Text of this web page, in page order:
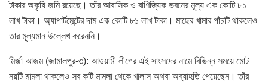
টাকার অকৃষি জমি রয়েছে। তাঁর আবাসিক ও বাণিজ্যিক ভবনের মূল্য এক কোটি ৮১
লাখ টাকা। অ্যাপার্টমেন্টের দাম এক কোটি ৮১ লাখ টাকা। মাছের খামার পাঁচটি থাকলেও
তার মূল্যমান উল্লেখ করেননি।
মির্জা আজম (জামালপুর-৩): আওয়ামী লীগের এই সাংসদের নামে বিভিন্ন সময়ে মোট
নয়টি মামলা থাকলেও সব কটি মামলা থেকে খালাস অথবা অব্যাহতি পেয়েছেন। তাঁর